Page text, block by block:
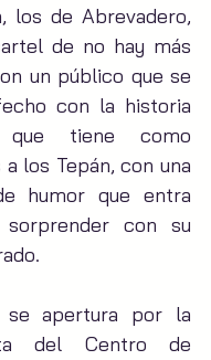
los de Abrevadero,
de no hay más
un público que se
con la historia
que tiene como
los Tepán, con una
humor que entra
con su
se apertura por la
del Centro de